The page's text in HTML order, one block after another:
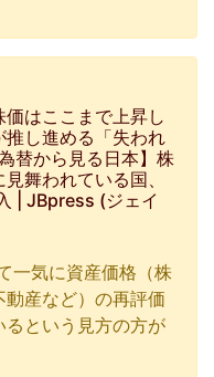
価はここまで上昇し
し進める「失われ
替から見る日本】株
舞われている国、
| JBpress (ジェイ
一気に資産価格（株
産など）の再評価
るという見方の方が